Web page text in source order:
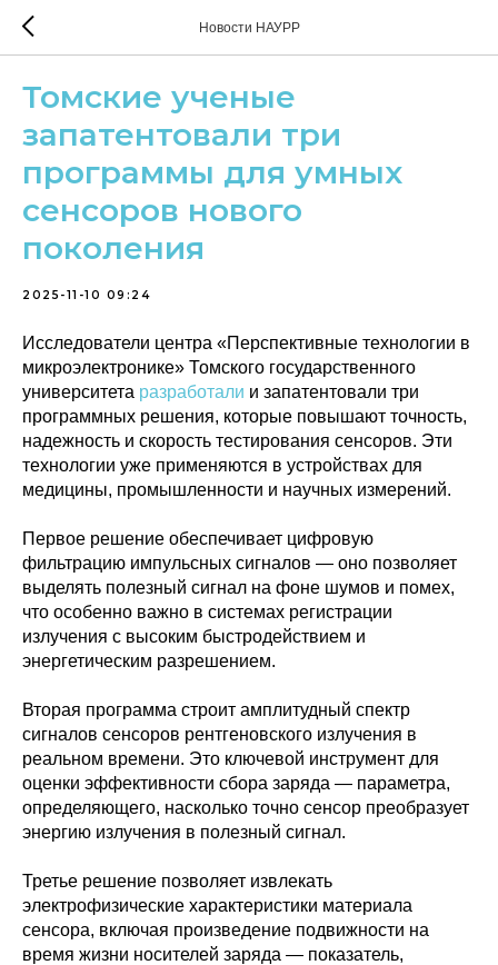
Новости НАУРР
Томские ученые
запатентовали три
программы для умных
сенсоров нового
поколения
2025-11-10 09:24
Исследователи центра «Перспективные технологии в
микроэлектронике» Томского государственного
университета разработали и запатентовали три
программных решения, которые повышают точность,
надежность и скорость тестирования сенсоров. Эти
технологии уже применяются в устройствах для
медицины, промышленности и научных измерений.
Первое решение обеспечивает цифровую
фильтрацию импульсных сигналов — оно позволяет
выделять полезный сигнал на фоне шумов и помех,
что особенно важно в системах регистрации
излучения с высоким быстродействием и
энергетическим разрешением.
Вторая программа строит амплитудный спектр
сигналов сенсоров рентгеновского излучения в
реальном времени. Это ключевой инструмент для
оценки эффективности сбора заряда — параметра,
определяющего, насколько точно сенсор преобразует
энергию излучения в полезный сигнал.
Третье решение позволяет извлекать
электрофизические характеристики материала
сенсора, включая произведение подвижности на
время жизни носителей заряда — показатель,